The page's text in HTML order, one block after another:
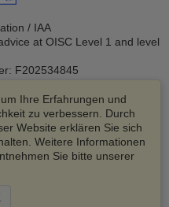
Ihre Erfahrungen und
zu verbessern. Durch
Website erklären Sie sich
Weitere Informationen
Sie bitte unserer
/ IAA
at OISC Level 1 and level
F202534845
Alle Rechte vorbehalten.
eingetragene Marken von
Inc.